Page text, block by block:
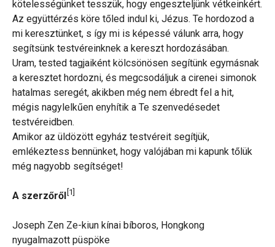
kötelességünket tesszük, hogy engeszteljünk vétkeinkért.
Az együttérzés köre tőled indul ki, Jézus. Te hordozod a
mi keresztünket, s így mi is képessé válunk arra, hogy
segítsünk testvéreinknek a kereszt hordozásában.
Uram, tested tagjaiként kölcsönösen segítünk egymásnak
a keresztet hordozni, és megcsodáljuk a cirenei simonok
hatalmas seregét, akikben még nem ébredt fel a hit,
mégis nagylelkűen enyhítik a Te szenvedésedet
testvéreidben.
Amikor az üldözött egyház testvéreit segítjük,
emlékeztess bennünket, hogy valójában mi kapunk tőlük
még nagyobb segítséget!
A szerzőről [1]
Joseph Zen Ze-kiun kínai bíboros, Hongkong
nyugalmazott püspöke